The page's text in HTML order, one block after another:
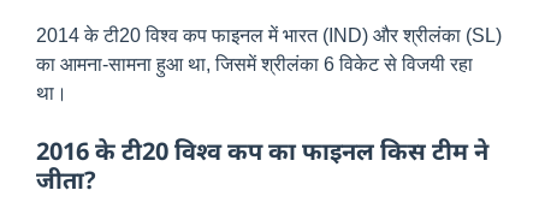
2014 के टी20 विश्व कप फाइनल में भारत (IND) और श्रीलंका (SL)
का आमना-सामना हुआ था, जिसमें श्रीलंका 6 विकेट से विजयी रहा
था।
2016 के टी20 विश्व कप का फाइनल किस टीम ने
जीता?